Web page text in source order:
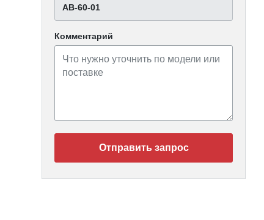
АВ-60-01
Комментарий
Отправить запрос